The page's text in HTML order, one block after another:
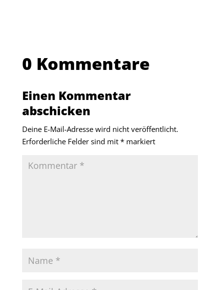
0 Kommentare
Einen Kommentar
abschicken
Deine E-Mail-Adresse wird nicht veröffentlicht.
Erforderliche Felder sind mit *markiert